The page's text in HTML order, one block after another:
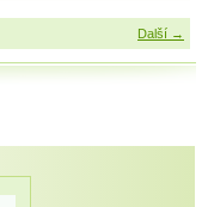
Další →